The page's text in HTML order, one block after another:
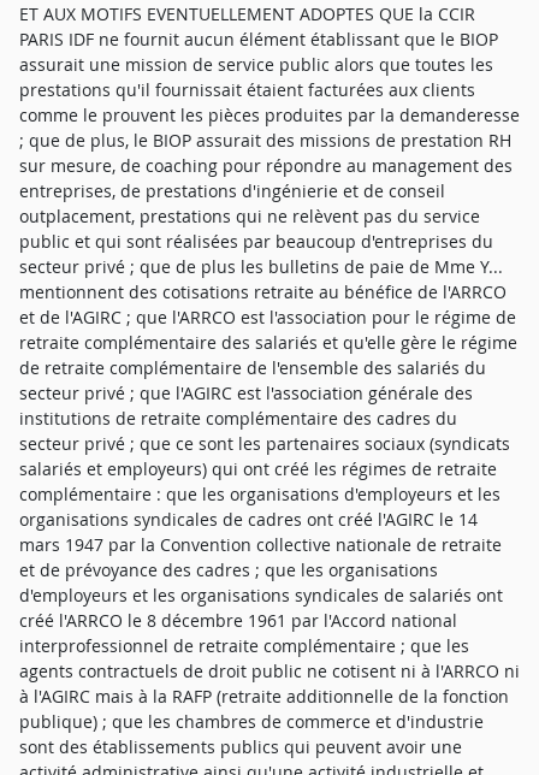
ET AUX MOTIFS EVENTUELLEMENT ADOPTES QUE la CCIR
PARIS IDF ne fournit aucun élément établissant que le BIOP
assurait une mission de service public alors que toutes les
prestations qu'il fournissait étaient facturées aux clients
comme le prouvent les pièces produites par la demanderesse
; que de plus, le BIOP assurait des missions de prestation RH
sur mesure, de coaching pour répondre au management des
entreprises, de prestations d'ingénierie et de conseil
outplacement, prestations qui ne relèvent pas du service
public et qui sont réalisées par beaucoup d'entreprises du
secteur privé ; que de plus les bulletins de paie de Mme Y...
mentionnent des cotisations retraite au bénéfice de l'ARRCO
et de l'AGIRC ; que l'ARRCO est l'association pour le régime de
retraite complémentaire des salariés et qu'elle gère le régime
de retraite complémentaire de l'ensemble des salariés du
secteur privé ; que l'AGIRC est l'association générale des
institutions de retraite complémentaire des cadres du
secteur privé ; que ce sont les partenaires sociaux (syndicats
salariés et employeurs) qui ont créé les régimes de retraite
complémentaire : que les organisations d'employeurs et les
organisations syndicales de cadres ont créé l'AGIRC le 14
mars 1947 par la Convention collective nationale de retraite
et de prévoyance des cadres ; que les organisations
d'employeurs et les organisations syndicales de salariés ont
créé l'ARRCO le 8 décembre 1961 par l'Accord national
interprofessionnel de retraite complémentaire ; que les
agents contractuels de droit public ne cotisent ni à l'ARRCO ni
à l'AGIRC mais à la RAFP (retraite additionnelle de la fonction
publique) ; que les chambres de commerce et d'industrie
sont des établissements publics qui peuvent avoir une